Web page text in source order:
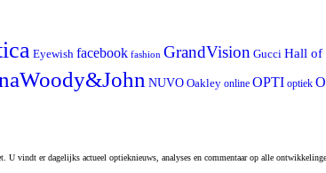
Eyewish facebook fashion GrandVision Gucci Hall of
NUVO Oakley online OPTI optiek
er dagelijks actueel optieknieuws, analyses en commentaar op alle